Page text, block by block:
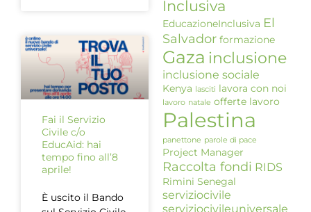
Fai il Servizio
Civile c/o
EducAid: hai
tempo fino all’8
aprile!
È uscito il Bando
Inclusiva
EducazioneInclusiva El
Salvador formazione
Gaza inclusione
inclusione sociale
Kenya lasciti lavora con noi
lavoro natale offerte lavoro
Palestina
panettone parole di pace
Project Manager
Raccolta fondi RIDS
Rimini Senegal
serviziocivile
serviziocivileuniversale